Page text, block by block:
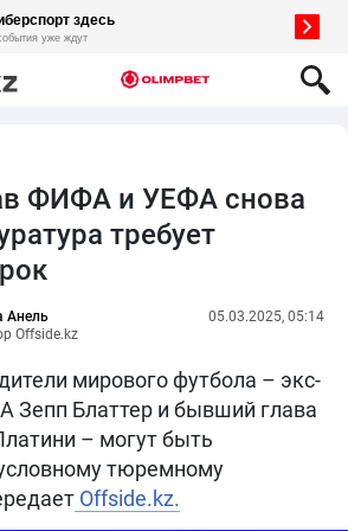
ФИФА и УЕФА снова
требует
Анель
Offside.kz
05.03.2025, 05:14
мирового футбола – экс-
Зепп Блаттер и бывший глава
– могут быть
тюремному
Offside.kz.